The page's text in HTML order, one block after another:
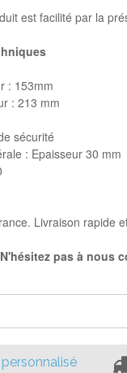
est facilité par la
: 153mm
: 213 mm
sécurité
: Epaisseur 30 mm
Livraison rapide
pas à nous